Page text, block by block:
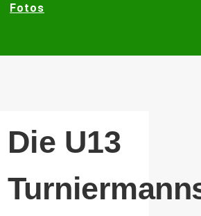
Fotos
Die U13